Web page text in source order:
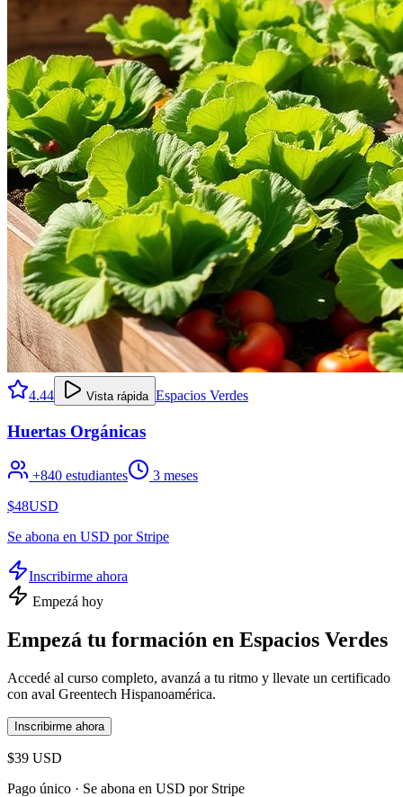
4.44 Vista rápida Espacios Verdes
Huertas Orgánicas
+840 estudiantes
3 meses
$48USD
Se abona en USD por Stripe
Inscribirme ahora
Empezá hoy
Empezá tu formación en Espacios Verdes
Accedé al curso completo, avanzá a tu ritmo y llevate un certificado
con aval Greentech Hispanoamérica.
Inscribirme ahora
$39 USD
Pago único · Se abona en USD por Stripe